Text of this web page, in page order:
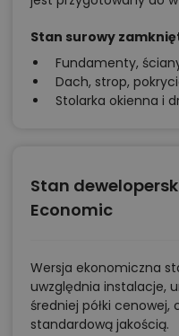
Stan surowy
Fundamenty,
Dach, strop,
Stolarka okienna i
Stan
Economic
Wersja ekonomiczna
uwzględnia instalacje,
średniej półki
standardową jakością.